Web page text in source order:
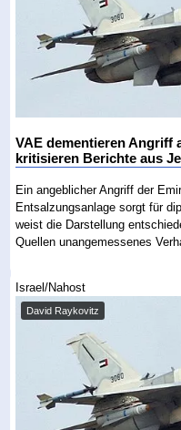
VAE dementieren Angriff
kritisieren Berichte aus
Ein angeblicher Angriff der
Entsalzungsanlage sorgt für
weist die Darstellung
Quellen unangemessenes
Israel/Nahost
David Raykovitz